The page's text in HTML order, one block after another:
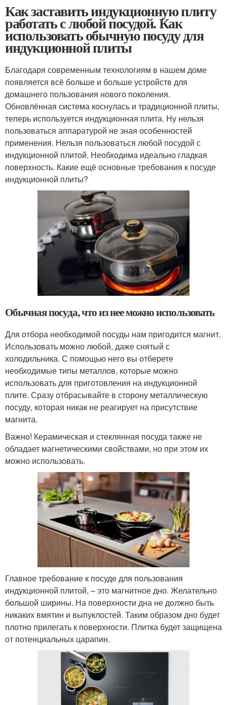
Как заставить индукционную плиту
работать с любой посудой. Как
использовать обычную посуду для
индукционной плиты
Благодаря современным технологиям в нашем доме
появляется всё больше и больше устройств для
домашнего пользования нового поколения.
Обновлённая система коснулась и традиционной плиты,
теперь используется индукционная плита. Ну нельзя
пользоваться аппаратурой не зная особенностей
применения. Нельзя пользоваться любой посудой с
индукционной плитой. Необходима идеально гладкая
поверхность. Какие ещё основные требования к посуде
индукционной плиты?
Обычная посуда, что из нее можно использовать
Для отбора необходимой посуды нам пригодится магнит.
Использовать можно любой, даже снятый с
холодильника. С помощью него вы отберете
необходимые типы металлов, которые можно
использовать для приготовления на индукционной
плите. Сразу отбрасывайте в сторону металлическую
посуду, которая никак не реагирует на присутствие
магнита.
Важно! Керамическая и стеклянная посуда также не
обладает магнетическими свойствами, но при этом их
можно использовать.
Главное требование к посуде для пользования
индукционной плитой, – это магнитное дно. Желательно
большой ширины. На поверхности дна не должно быть
никаких вмятин и выпуклостей. Таким образом дно будет
плотно прилегать к поверхности. Плитка будет защищена
от потенциальных царапин.